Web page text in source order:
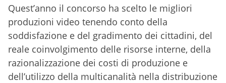
Quest’anno il concorso ha scelto le migliori
produzioni video tenendo conto della
soddisfazione e del gradimento dei cittadini, del
reale coinvolgimento delle risorse interne, della
razionalizzazione dei costi di produzione e
dell’utilizzo della multicanalità nella distribuzione